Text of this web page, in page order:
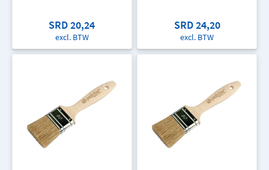
SRD 20,24
excl. BTW
SRD 24,20
excl. BTW